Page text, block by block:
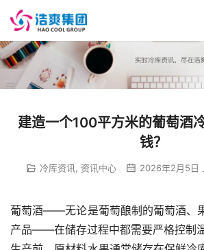
建造一个100平方米的葡萄酒
钱？
冷库资讯 资讯中心 2026年2月5日
葡萄酒——无论是葡萄酿制的葡萄酒、
产品——在储存过程中都需要严格控制温